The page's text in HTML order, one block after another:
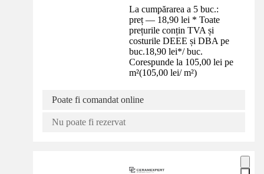
La cumpărarea a 5 buc.:
preț — 18,90 lei * Toate
prețurile conțin TVA și
costurile DEEE și DBA pe
buc.18,90 lei*/ buc.
Corespunde la 105,00 lei pe
m²(105,00 lei/ m²)
Poate fi comandat online
Nu poate fi rezervat